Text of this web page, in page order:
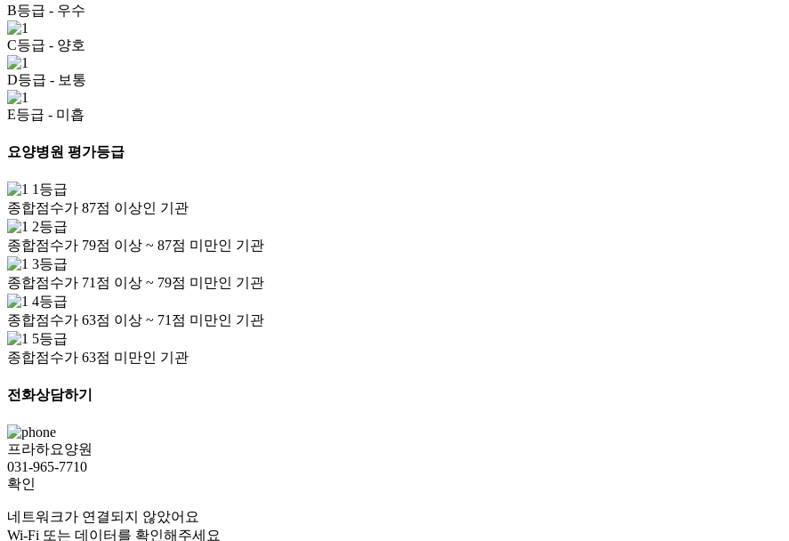
B등급 - 우수
C등급 - 양호
D등급 - 보통
E등급 - 미흡
요양병원 평가등급
1등급
종합점수가 87점 이상인 기관
2등급
종합점수가 79점 이상 ~ 87점 미만인 기관
3등급
종합점수가 71점 이상 ~ 79점 미만인 기관
4등급
종합점수가 63점 이상 ~ 71점 미만인 기관
5등급
종합점수가 63점 미만인 기관
전화상담하기
프라하요양원
031-965-7710
확인
네트워크가 연결되지 않았어요
Wi-Fi 또는 데이터를 확인해주세요